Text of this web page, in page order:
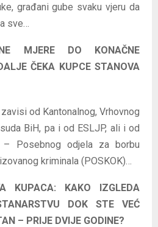
građani gube svaku vjeru da
sve…
MJERE DO KONAČNE
ČEKA KUPCE STANOVA
od Kantonalnog, Vrhovnog
BiH, pa i od ESLJP, ali i od
– Posebnog odjela za borbu
kriminala (POSKOK)…
KUPACA: KAKO IZGLEDA
DOK STE VEĆ
– PRIJE DVIJE GODINE?